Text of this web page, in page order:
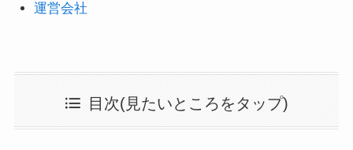
運営会社
目次(見たいところをタップ)